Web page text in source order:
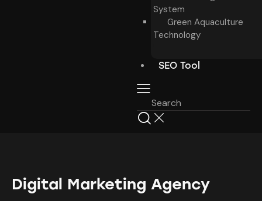
System
Green Aquaculture
Technology
SEO Tool
Digital Marketing Agency